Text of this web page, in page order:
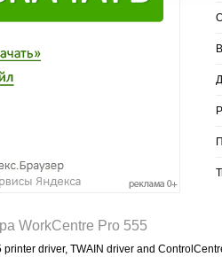
WorkCentre Pro 555
driver, TWAIN driver and